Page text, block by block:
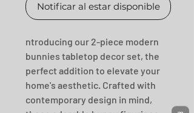
Notificar al estar disponible
ntroducing our 2-piece modern
bunnies tabletop decor set, the
perfect addition to elevate your
home's aesthetic. Crafted with
contemporary design in mind,